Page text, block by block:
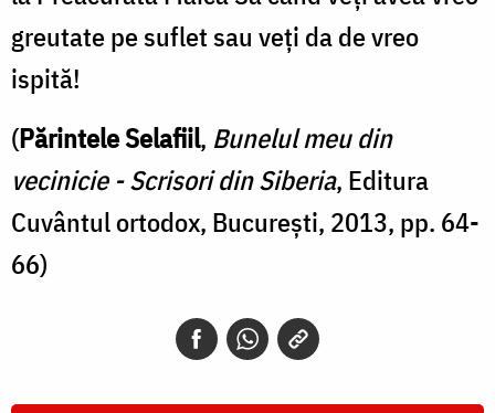
greutate pe suflet sau veţi da de vreo
ispită!
(Părintele Selafiil, Bunelul meu din
vecinicie - Scrisori din Siberia, Editura
Cuvântul ortodox, București, 2013, pp. 64-
66)